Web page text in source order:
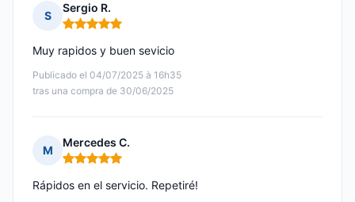
S
Sergio R.
Nota: 5 de 5
Publicado el 04/07/2025 à 16h35
tras una compra de 30/06/2025
Muy rapidos y buen sevicio
M
Mercedes C.
Nota: 5 de 5
Rápidos en el servicio. Repetiré!